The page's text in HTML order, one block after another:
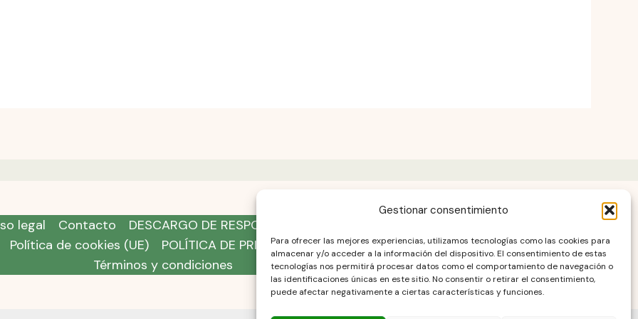
Gestionar consentimiento
Para ofrecer las mejores experiencias, utilizamos tecnologías como las cookies para
almacenar y/o acceder a la información del dispositivo. El consentimiento de estas
tecnologías nos permitirá procesar datos como el comportamiento de navegación o
las identificaciones únicas en este sitio. No consentir o retirar el consentimiento,
puede afectar negativamente a ciertas características y funciones.
legal Contacto
DESCARGO DE RESPONSABILIDAD
Política de cookies (UE)
POLÍTICA DE PRIVACIDAD
Términos y condiciones